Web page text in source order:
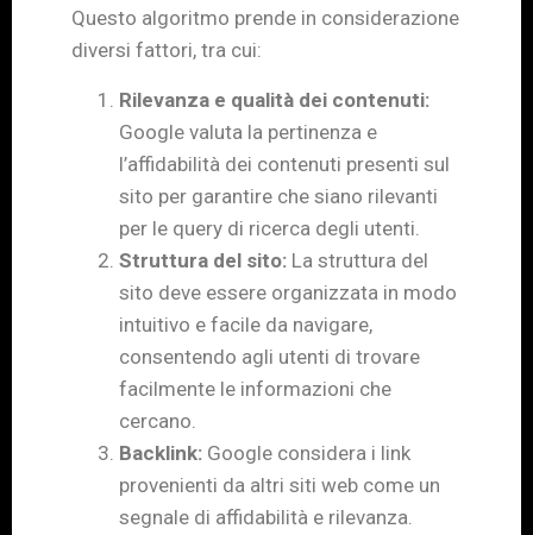
Questo algoritmo prende in considerazione
diversi fattori, tra cui:
Rilevanza e qualità dei contenuti:
Google valuta la pertinenza e
l’affidabilità dei contenuti presenti sul
sito per garantire che siano rilevanti
per le query di ricerca degli utenti.
Struttura del sito: La struttura del
sito deve essere organizzata in modo
intuitivo e facile da navigare,
consentendo agli utenti di trovare
facilmente le informazioni che
cercano.
Backlink: Google considera i link
provenienti da altri siti web come un
segnale di affidabilità e rilevanza.